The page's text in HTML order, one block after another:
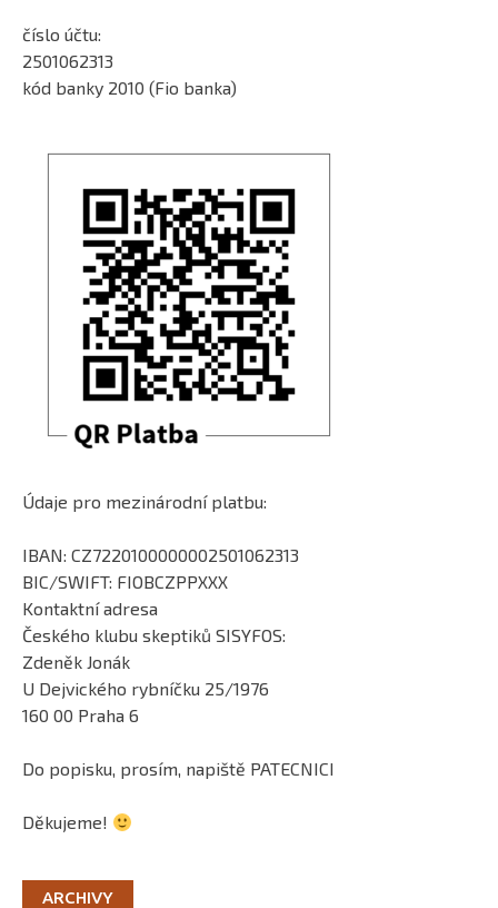
číslo účtu:
2501062313
kód banky 2010 (Fio banka)
Údaje pro mezinárodní platbu:
IBAN: CZ7220100000002501062313
BIC/SWIFT: FIOBCZPPXXX
Kontaktní adresa
Českého klubu skeptiků SISYFOS:
Zdeněk Jonák
U Dejvického rybníčku 25/1976
160 00 Praha 6
Do popisku, prosím, napiště PATECNICI
Děkujeme!
ARCHIVY